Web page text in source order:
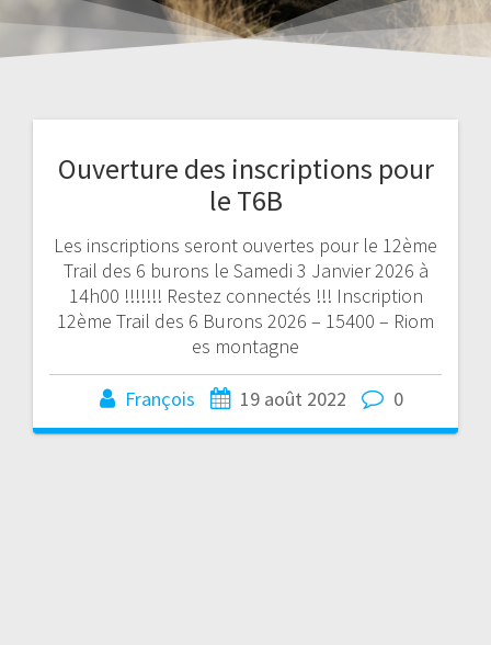
Ouverture des inscriptions pour
le T6B
Les inscriptions seront ouvertes pour le 12ème
Trail des 6 burons le Samedi 3 Janvier 2026 à
14h00 !!!!!!! Restez connectés !!! Inscription
12ème Trail des 6 Burons 2026 – 15400 – Riom
es montagne
François 19 août 2022 0